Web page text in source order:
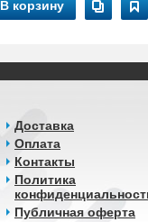
В корзину
Доставка
Оплата
Контакты
Политика
Публичная оферта